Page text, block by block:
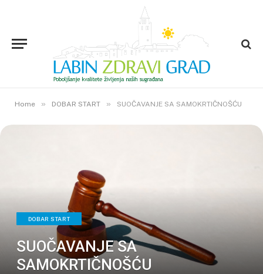
Home » DOBAR START » SUOČAVANJE SA SAMOKRTIČNOŠĆU
DOBAR START
SUOČAVANJE SA
SAMOKRTIČNOŠĆU